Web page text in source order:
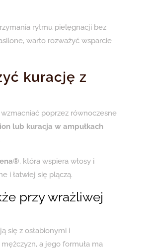
rytmu pielęgnacji bez
warto rozważyć wsparcie
kurację z
poprzez równoczesne
lub kuracja w ampułkach
, która wspiera włosy i
i łatwiej się plączą.
przy wrażliwej
się z osłabionymi i
a jego formuła ma